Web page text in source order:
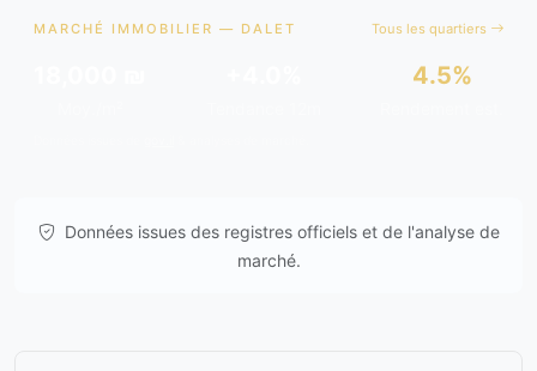
MARCHÉ IMMOBILIER — DALET Tous les quartiers
4.5%
Données issues des registres officiels et de l'analyse de
marché.